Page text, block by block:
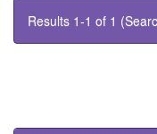
Results 1-1 of 1